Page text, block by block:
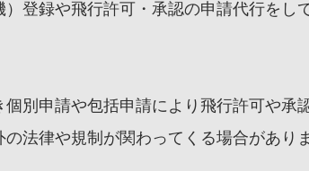
登録や飛行許可・承認の申請代行をし
別申請や包括申請により飛行許可や承
法律や規制が関わってくる場合がありま